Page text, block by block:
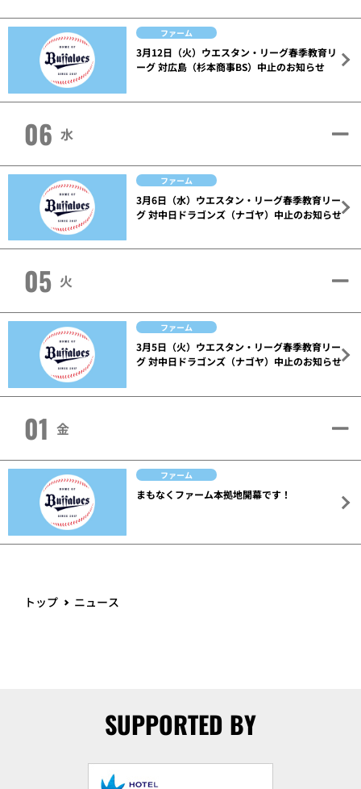
ファーム
3月12日（火）ウエスタン・リーグ春季教育リ
ーグ 対広島（杉本商事BS）中止のお知らせ
06 水
ファーム
3月6日（水）ウエスタン・リーグ春季教育リー
グ 対中日ドラゴンズ（ナゴヤ）中止のお知らせ
05 火
ファーム
3月5日（火）ウエスタン・リーグ春季教育リー
グ 対中日ドラゴンズ（ナゴヤ）中止のお知らせ
01 金
ファーム
まもなくファーム本拠地開幕です！
トップ ニュース
SUPPORTED BY